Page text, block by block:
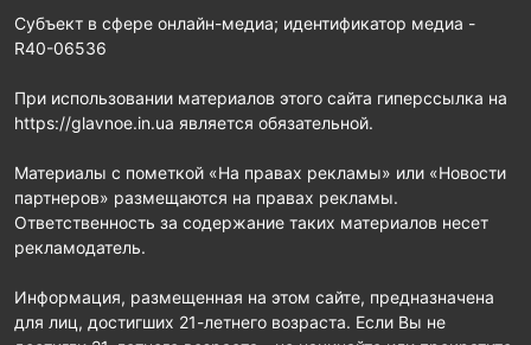
Субъект в сфере онлайн-медиа; идентификатор медиа -
R40-06536
При использовании материалов этого сайта гиперссылка на
https://glavnoe.in.ua является обязательной.
Материалы с пометкой «На правах рекламы» или «Новости
партнеров» размещаются на правах рекламы.
Ответственность за содержание таких материалов несет
рекламодатель.
Информация, размещенная на этом сайте, предназначена
для лиц, достигших 21-летнего возраста. Если Вы не